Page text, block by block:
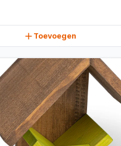
Toevoegen